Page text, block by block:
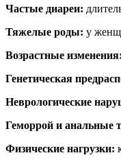
Частые диареи:
Тяжелые роды: у
Возрастные изменения:
Генетическая
Неврологические
Геморрой и анальные
Физические нагрузки: